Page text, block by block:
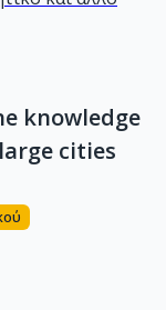
knowledge
cities